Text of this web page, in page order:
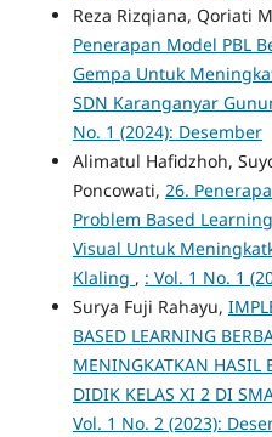
Reza Rizqiana, Qoriati
Penerapan Model PBL
Gempa Untuk
SDN Karanganyar
No. 1 (2024): Desember
Alimatul Hafidzhoh,
Poncowati, 26.
Problem Based
Visual Untuk
Klaling , : Vol. 1 No. 1
Surya Fuji Rahayu,
BASED LEARNING
MENINGKATKAN HASIL
DIDIK KELAS XI 2 DI
Vol. 1 No. 2 (2023):